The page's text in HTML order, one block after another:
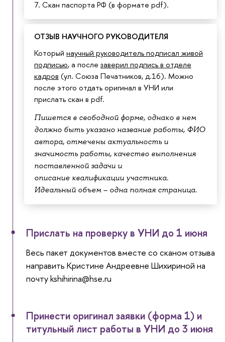
7. Скан паспорта РФ (в формате pdf).
ОТЗЫВ НАУЧНОГО РУКОВОДИТЕЛЯ
Который научный руководитель подписал живой
подписью, а после заверил подпись в отделе
кадров (ул. Союза Печатников, д.16). Можно
после этого отдать оригинал в УНИ или
прислать скан в pdf.
Пишется в свободной форме, однако в нем
должно быть указано название работы, ФИО
автора, отмечены актуальность и
значимость работы, качество выполнения
поставленной задачи и
описание квалификации участника.
Идеальный объем – одна полная страница.
Прислать на проверку в УНИ до 1 июня
Весь пакет документов вместе со сканом отзыва
направить Кристине Андреевне Шихириной на
почту kshihirina@hse.ru
Принести оригинал заявки (форма 1) и
титульный лист работы в УНИ до 3 июня